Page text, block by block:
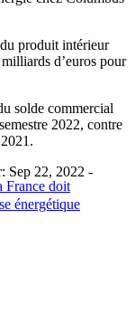
produit intérieur
d’euros pour
solde commercial
2022, contre
France doit
Sep 22, 2022 -
énergétique